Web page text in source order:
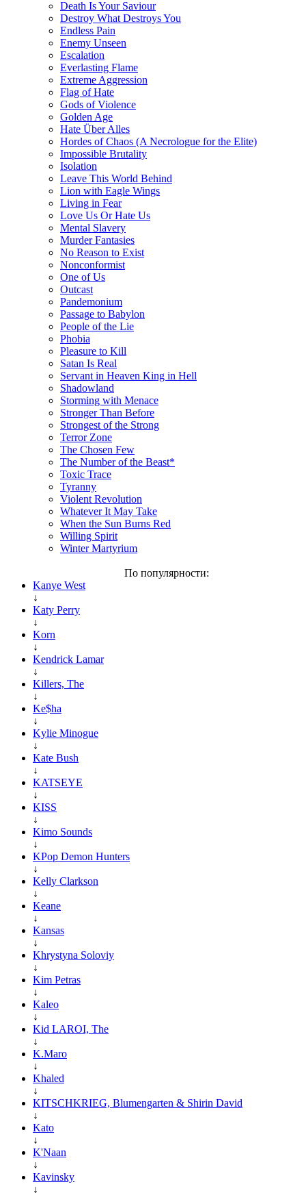
Death Is Your Saviour
Destroy What Destroys You
Endless Pain
Enemy Unseen
Escalation
Everlasting Flame
Extreme Aggression
Flag of Hate
Gods of Violence
Golden Age
Hate Über Alles
Hordes of Chaos (A Necrologue for the Elite)
Impossible Brutality
Isolation
Leave This World Behind
Lion with Eagle Wings
Living in Fear
Love Us Or Hate Us
Mental Slavery
Murder Fantasies
No Reason to Exist
Nonconformist
One of Us
Outcast
Pandemonium
Passage to Babylon
People of the Lie
Phobia
Pleasure to Kill
Satan Is Real
Servant in Heaven King in Hell
Shadowland
Storming with Menace
Stronger Than Before
Strongest of the Strong
Terror Zone
The Chosen Few
The Number of the Beast*
Toxic Trace
Tyranny
Violent Revolution
Whatever It May Take
When the Sun Burns Red
Willing Spirit
Winter Martyrium
По популярности:
Kanye West
↓
Katy Perry
↓
Korn
↓
Kendrick Lamar
↓
Killers, The
↓
Ke$ha
↓
Kylie Minogue
↓
Kate Bush
↓
KATSEYE
↓
KISS
↓
Kimo Sounds
↓
KPop Demon Hunters
↓
Kelly Clarkson
↓
Keane
↓
Kansas
↓
Khrystyna Soloviy
↓
Kim Petras
↓
Kaleo
↓
Kid LAROI, The
↓
K.Maro
↓
Khaled
↓
KITSCHKRIEG, Blumengarten & Shirin David
↓
Kato
↓
K'Naan
↓
Kavinsky
↓